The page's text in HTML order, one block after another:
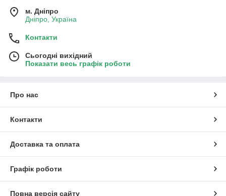
м. Дніпро
Дніпро, Україна
Контакти
Сьогодні вихідний
Показати весь графік роботи
Про нас
Контакти
Доставка та оплата
Графік роботи
Повна версія сайту